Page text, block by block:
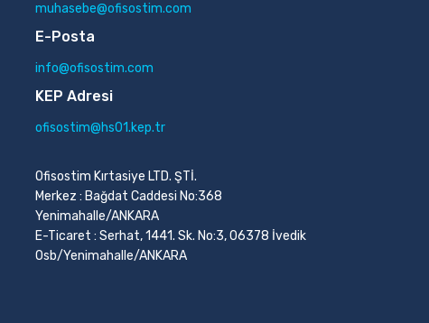
muhasebe@ofisostim.com
E-Posta
info@ofisostim.com
KEP Adresi
ofisostim@hs01.kep.tr
Ofisostim Kırtasiye LTD. ŞTİ.
Merkez : Bağdat Caddesi No:368
Yenimahalle/ANKARA
E-Ticaret : Serhat, 1441. Sk. No:3, 06378 İvedik
Osb/Yenimahalle/ANKARA